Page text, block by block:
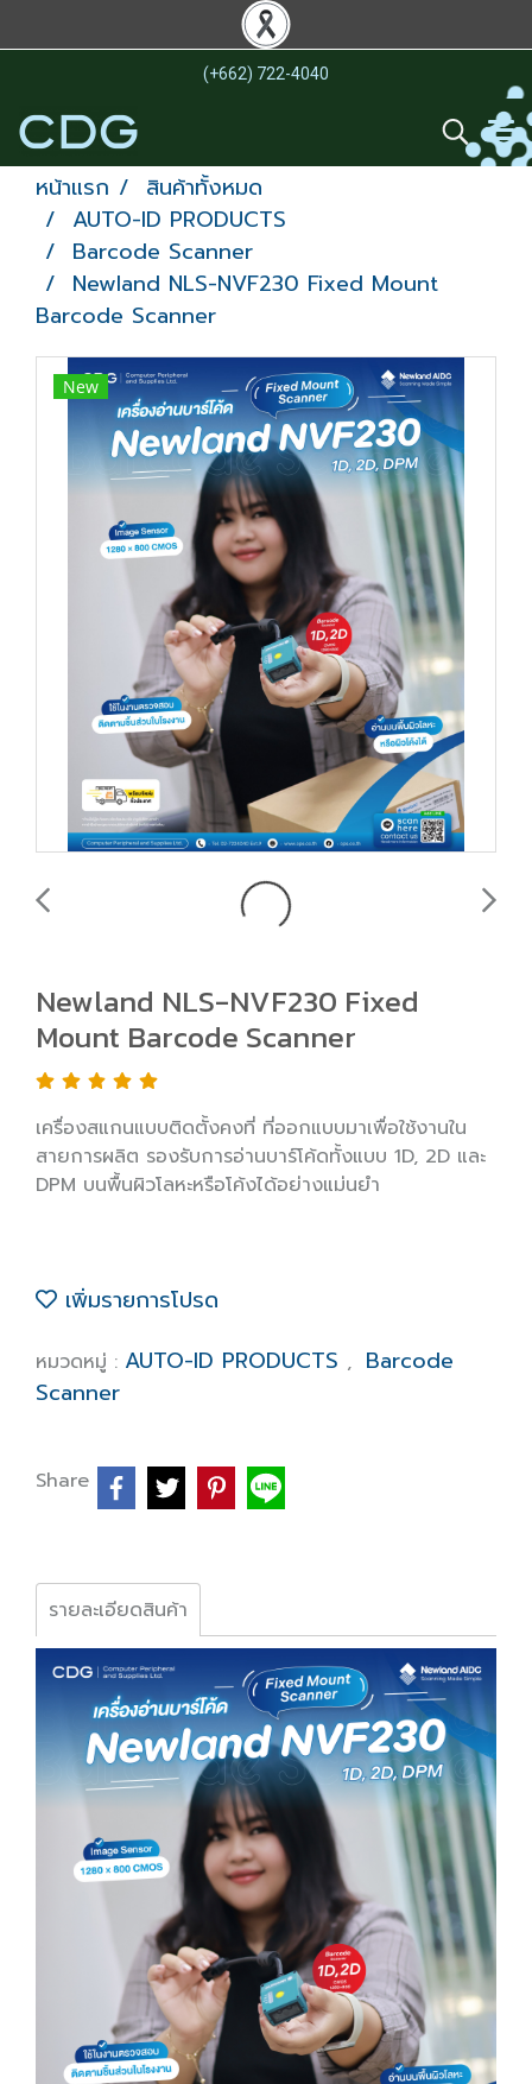
(+662) 722-4040
หน้าแรก
สินค้าทั้งหมด
AUTO-ID PRODUCTS
Barcode Scanner
Newland NLS-NVF230 Fixed Mount
Barcode Scanner
New
Newland NLS-NVF230 Fixed
Mount Barcode Scanner
เครื่องสแกนแบบติดตั้งคงที่ ที่ออกแบบมาเพื่อใช้งานใน
สายการผลิต รองรับการอ่านบาร์โค้ดทั้งแบบ 1D, 2D และ
DPM บนพื้นผิวโลหะหรือโค้งได้อย่างแม่นยำ
เพิ่มรายการโปรด
หมวดหมู่ : AUTO-ID PRODUCTS , Barcode
Scanner
Share
รายละเอียดสินค้า